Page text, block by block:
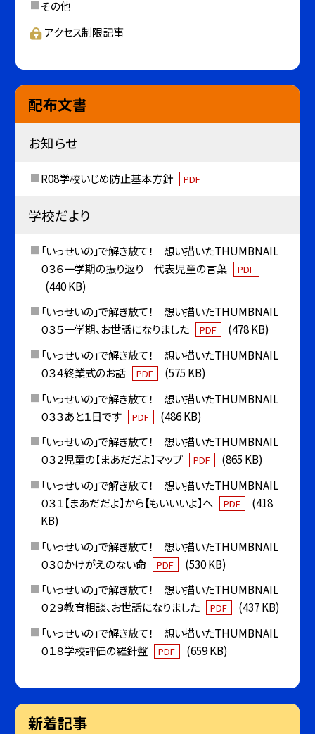
その他
アクセス制限記事
配布文書
お知らせ
R08学校いじめ防止基本方針 PDF
学校だより
「いっせいの」で解き放て！ 想い描いたTHUMBNAIL
０３６一学期の振り返り 代表児童の言葉
PDF
(440 KB)
「いっせいの」で解き放て！ 想い描いたTHUMBNAIL
０３５一学期、お世話になりました
PDF
(478 KB)
「いっせいの」で解き放て！ 想い描いたTHUMBNAIL
０３４終業式のお話
PDF
(575 KB)
「いっせいの」で解き放て！ 想い描いたTHUMBNAIL
０３３あと１日です
PDF
(486 KB)
「いっせいの」で解き放て！ 想い描いたTHUMBNAIL
０３２児童の【まあだだよ】マップ
PDF
(865 KB)
「いっせいの」で解き放て！ 想い描いたTHUMBNAIL
０３１【まあだだよ】から【もいいいよ】へ
PDF
(418
KB)
「いっせいの」で解き放て！ 想い描いたTHUMBNAIL
０３０かけがえのない命
PDF
(530 KB)
「いっせいの」で解き放て！ 想い描いたTHUMBNAIL
０２９教育相談、お世話になりました
PDF
(437 KB)
「いっせいの」で解き放て！ 想い描いたTHUMBNAIL
０１８学校評価の羅針盤
PDF (659 KB)
新着記事